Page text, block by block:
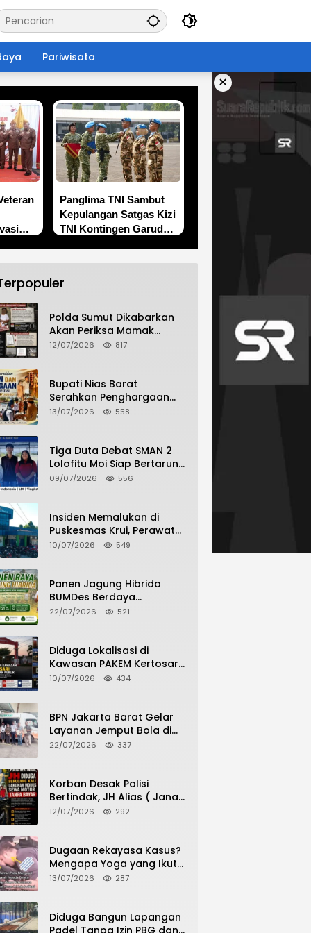
Pariwisata
×
Panglima TNI Sambut
Kepulangan Satgas Kizi
TNI Kontingen Garuda
Polda Sumut Dikabarkan
Akan Periksa Mamak
Maling Terlapor dalam
Perdamaian
12/07/2026 817
Bupati Nias Barat
Serahkan Penghargaan
dan Penghargaan Bagi
13/07/2026 558
Tiga Duta Debat SMAN 2
Lolofitu Moi Siap Bertarung
di LDI Tingkat Provinsi
09/07/2026 556
Insiden Memalukan di
Puskesmas Krui, Perawat
dan Security Berselisih
10/07/2026 549
Panen Jagung Hibrida
BUMDes Berdaya
Hilimbuasi, Bukti Nyata
22/07/2026 521
Diduga Lokalisasi di
Kawasan PAKEM Kertosari
Kembali Jadi Sorotan
10/07/2026 434
BPN Jakarta Barat Gelar
Layanan Jemput Bola di
Kantor Kecamatan Grogol
HGB ke SHM
22/07/2026 337
Korban Desak Polisi
Bertindak, JH Alias ( Jana
Haris) Diduga Berulang
12/07/2026 292
Dugaan Rekayasa Kasus?
Mengapa Yoga yang Ikut
Menangkap Pelaku
Tersangka?
13/07/2026 287
Diduga Bangun Lapangan
Padel Tanpa Izin PBG dan